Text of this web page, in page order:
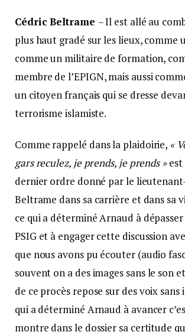
Cédric Beltrame – Il est allé au
plus haut gradé sur les lieux, comme
comme un militaire de formation,
membre de l’EPIGN, mais aussi
un citoyen français qui se dresse
terrorisme islamiste.
Comme rappelé dans la plaidoirie, «
gars reculez, je prends, je prends »est
dernier ordre donné par le
Beltrame dans sa carrière et dans sa
ce qui a déterminé Arnaud à
PSIG et à engager cette discussion
que nous avons pu écouter (audio
souvent on a des images sans le son
de ce procès repose sur des voix sans
qui a déterminé Arnaud à avancer
montre dans le dossier sa certitude